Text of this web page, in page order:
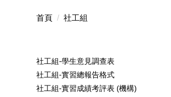
首頁 社工組
社工組-學生意見調查表
社工組-實習總報告格式
社工組-實習成績考評表 (機構)